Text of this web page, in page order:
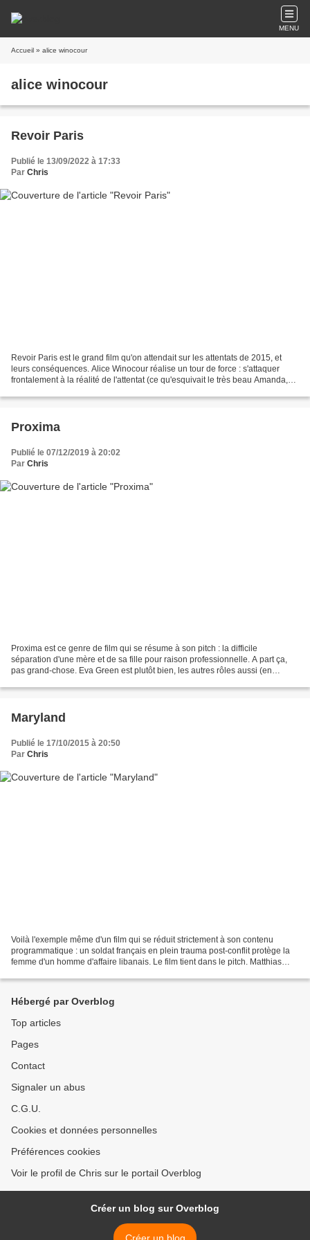
MENU
Accueil » alice winocour
alice winocour
Revoir Paris
Publié le 13/09/2022 à 17:33
Par Chris
Revoir Paris est le grand film qu'on attendait sur les attentats de 2015, et
leurs conséquences. Alice Winocour réalise un tour de force : s'attaquer
frontalement à la réalité de l'attentat (ce qu'esquivait le très beau Amanda,
Proxima
Publié le 07/12/2019 à 20:02
Par Chris
Proxima est ce genre de film qui se résume à son pitch : la difficile
séparation d'une mère et de sa fille pour raison professionnelle. A part ça,
pas grand-chose. Eva Green est plutôt bien, les autres rôles aussi (en
Maryland
Publié le 17/10/2015 à 20:50
Par Chris
Voilà l'exemple même d'un film qui se réduit strictement à son contenu
programmatique : un soldat français en plein trauma post-conflit protège la
femme d'un homme d'affaire libanais. Le film tient dans le pitch. Matthias
Hébergé par Overblog
Top articles
Pages
Contact
Signaler un abus
C.G.U.
Cookies et données personnelles
Préférences cookies
Voir le profil de Chris sur le portail Overblog
Créer un blog sur Overblog